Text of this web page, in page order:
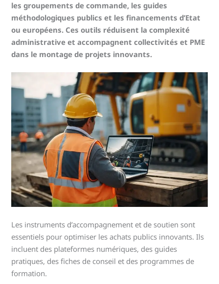
les groupements de commande, les guides
méthodologiques publics et les financements d’Etat
ou européens. Ces outils réduisent la complexité
administrative et accompagnent collectivités et PME
dans le montage de projets innovants.
Les instruments d’accompagnement et de soutien sont
essentiels pour optimiser les achats publics innovants. Ils
incluent des plateformes numériques, des guides
pratiques, des fiches de conseil et des programmes de
formation.